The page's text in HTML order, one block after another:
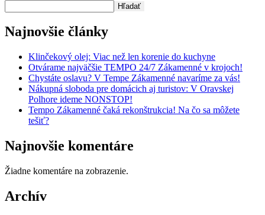
Hľadať
Najnovšie články
Klinčekový olej: Viac než len korenie do kuchyne
Otvárame najväčšie TEMPO 24/7 Zákamenné v krojoch!
Chystáte oslavu? V Tempe Zákamenné navaríme za vás!
Nákupná sloboda pre domácich aj turistov: V Oravskej
Polhore ideme NONSTOP!
Tempo Zákamenné čaká rekonštrukcia! Na čo sa môžete
tešiť?
Najnovšie komentáre
Žiadne komentáre na zobrazenie.
Archív